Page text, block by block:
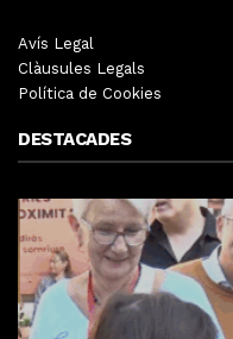
Avís Legal
Clàusules Legals
Política de Cookies
DESTACADES